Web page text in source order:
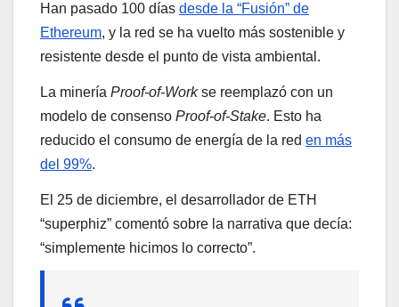
Han pasado 100 días desde la “Fusión” de
Ethereum, y la red se ha vuelto más sostenible y
resistente desde el punto de vista ambiental.
La minería Proof-of-Workse reemplazó con un
modelo de consenso Proof-of-Stake. Esto ha
reducido el consumo de energía de la red en más
del 99%.
El 25 de diciembre, el desarrollador de ETH
“superphiz” comentó sobre la narrativa que decía:
“simplemente hicimos lo correcto”.